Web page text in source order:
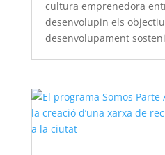
cultura emprenedora
desenvolupin els
desenvolupament